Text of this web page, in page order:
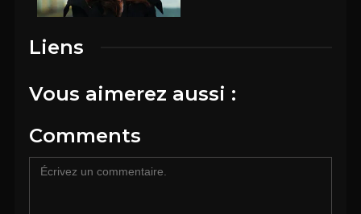
Liens
Vous aimerez aussi :
Comments